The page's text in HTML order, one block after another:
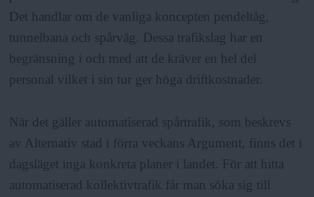
Det handlar om de vanliga koncepten pendeltåg,
tunnelbana och spårväg. Dessa trafikslag har en
begränsning i och med att de kräver en hel del
personal vilket i sin tur ger höga driftkostnader.
När det gäller automatiserad spårtrafik, som beskrevs
av Alternativ stad i förra veckans Argument, finns det i
dagsläget inga konkreta planer i landet. För att hitta
automatiserad kollektivtrafik får man söka sig till